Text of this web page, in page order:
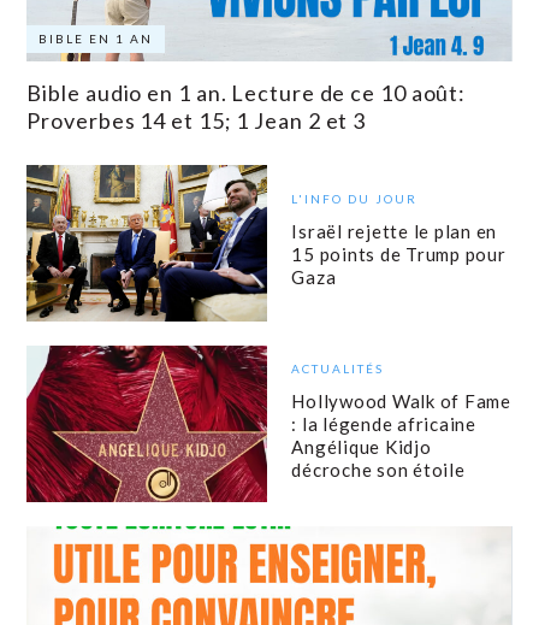
BIBLE EN 1 AN
Bible audio en 1 an. Lecture de ce 10 août:
Proverbes 14 et 15; 1 Jean 2 et 3
L'INFO DU JOUR
Israël rejette le plan en
15 points de Trump pour
Gaza
ACTUALITÉS
Hollywood Walk of Fame
: la légende africaine
Angélique Kidjo
décroche son étoile